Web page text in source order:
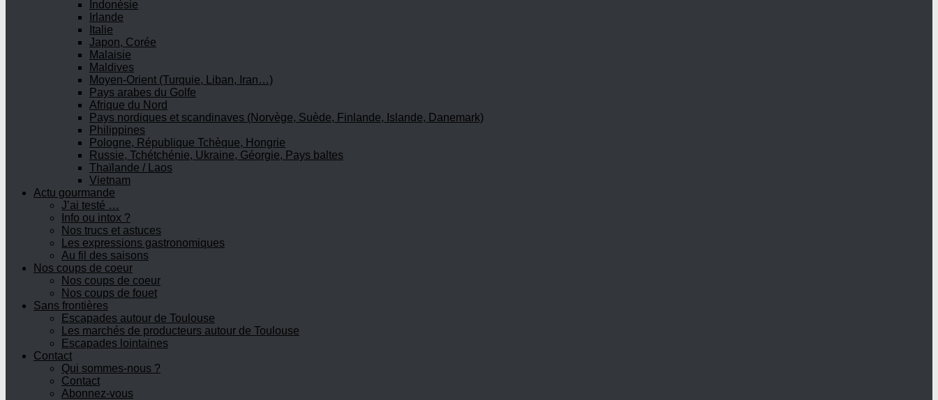
Indonésie
Irlande
Italie
Japon, Corée
Malaisie
Maldives
Moyen-Orient (Turquie, Liban, Iran…)
Pays arabes du Golfe
Afrique du Nord
Pays nordiques et scandinaves (Norvège, Suède, Finlande, Islande, Danemark)
Philippines
Pologne, République Tchèque, Hongrie
Russie, Tchétchénie, Ukraine, Géorgie, Pays baltes
Thaïlande / Laos
Vietnam
Actu gourmande
J’ai testé …
Info ou intox ?
Nos trucs et astuces
Les expressions gastronomiques
Au fil des saisons
Nos coups de coeur
Nos coups de coeur
Nos coups de fouet
Sans frontières
Escapades autour de Toulouse
Les marchés de producteurs autour de Toulouse
Escapades lointaines
Contact
Qui sommes-nous ?
Contact
Abonnez-vous